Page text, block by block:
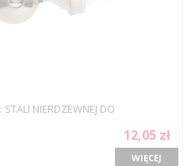
NIERDZEWNEJ DO
12,05 zł
WIĘCEJ